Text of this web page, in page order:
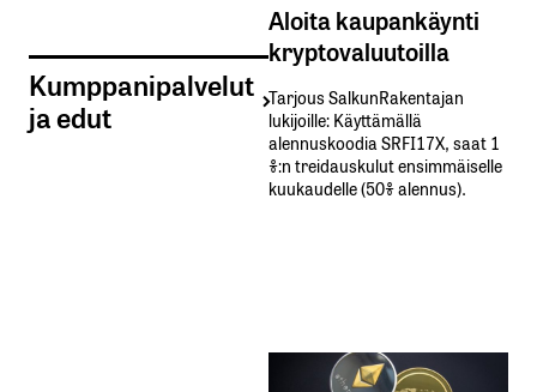
Kumppanipalvelut
ja edut
Aloita kaupankäynti
kryptovaluutoilla
Tarjous SalkunRakentajan
lukijoille: Käyttämällä​ ​
alennuskoodia​ ​SRFI17X,​ ​saat​ ​1
%:n treidauskulut​ ​ensimmäiselle​ ​
kuukaudelle​ ​(50%​ ​alennus).